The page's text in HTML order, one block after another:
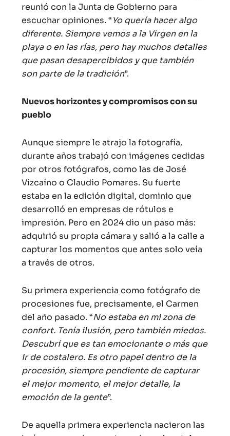
reunió con la Junta de Gobierno para
escuchar opiniones. “Yo quería hacer algo
diferente. Siempre vemos a la Virgen en la
playa o en las rías, pero hay muchos detalles
que pasan desapercibidos y que también
son parte de la tradición”.
Nuevos horizontes y compromisos con su
pueblo
Aunque siempre le atrajo la fotografía,
durante años trabajó con imágenes cedidas
por otros fotógrafos, como las de José
Vizcaíno o Claudio Pomares. Su fuerte
estaba en la edición digital, dominio que
desarrolló en empresas de rótulos e
impresión. Pero en 2024 dio un paso más:
adquirió su propia cámara y salió a la calle a
capturar los momentos que antes solo veía
a través de otros.
Su primera experiencia como fotógrafo de
procesiones fue, precisamente, el Carmen
del año pasado. “No estaba en mi zona de
confort. Tenía ilusión, pero también miedos.
Descubrí que es tan emocionante o más que
ir de costalero. Es otro papel dentro de la
procesión, siempre pendiente de capturar
el mejor momento, el mejor detalle, la
emoción de la gente”.
De aquella primera experiencia nacieron las